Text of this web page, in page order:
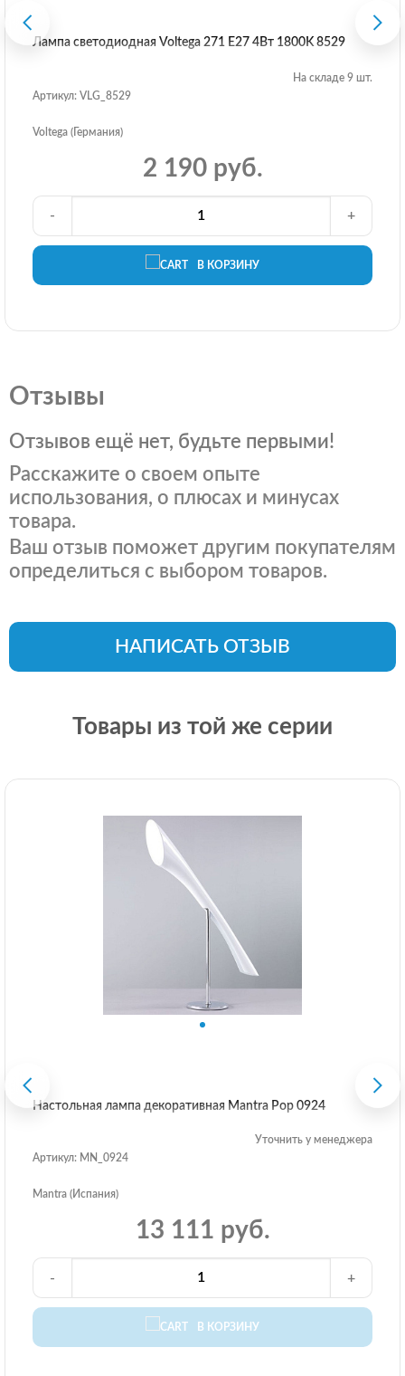
Лампа светодиодная Voltega 271 E27 4Вт 1800K 8529
На складе 9 шт.
Артикул: VLG_8529
Voltega (Германия)
2 190 руб.
В КОРЗИНУ
- +
Отзывы
Отзывов ещё нет, будьте первыми!
Расскажите о своем опыте
использования, о плюсах и минусах
товара.
Ваш отзыв поможет другим покупателям
определиться с выбором товаров.
НАПИСАТЬ ОТЗЫВ
Товары из той же серии
Настольная лампа декоративная Mantra Pop 0924
Уточнить у менеджера
Артикул: MN_0924
Mantra (Испания)
13 111 руб.
В КОРЗИНУ
- +